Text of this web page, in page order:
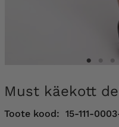
Must käekott
Toote kood: 15-111-